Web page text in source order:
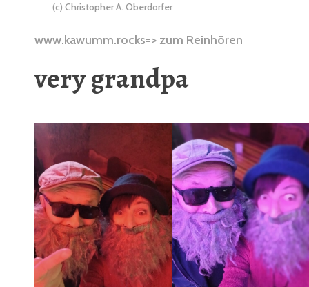
(c) Christopher A. Oberdorfer
www.kawumm.rocks=> zum Reinhören
very grandpa